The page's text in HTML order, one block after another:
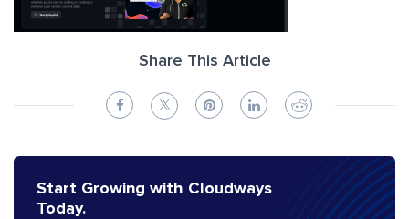
Share This Article
Start Growing with Cloudways
Today.